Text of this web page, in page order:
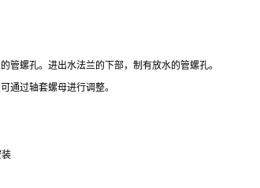
管螺孔。进出水法兰的下部，制有放水的管螺孔。
通过轴套螺母进行调整。